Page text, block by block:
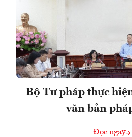
Bộ Tư pháp thực
văn bản
Đọc ngay